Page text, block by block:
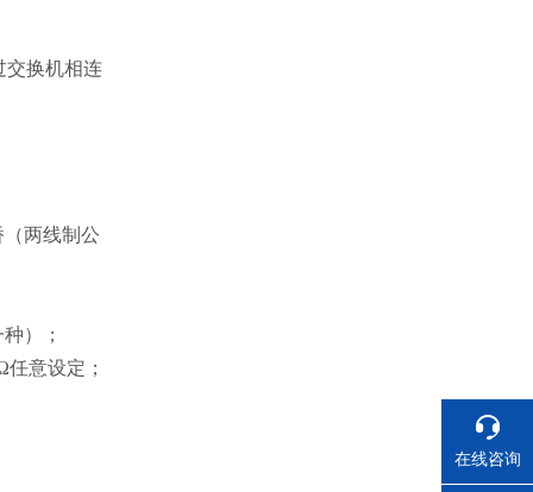
交换机相连
两线制公
）；
意设定；
在线咨询